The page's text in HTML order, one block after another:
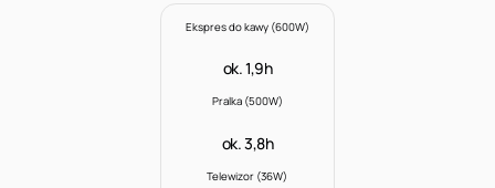
Ekspres do kawy (600W)
ok. 1,9h
Pralka (500W)
ok. 3,8h
Telewizor (36W)